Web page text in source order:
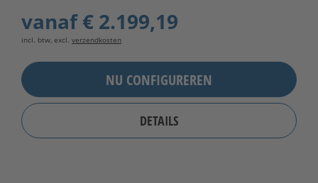
vanaf€ 2.199,19
incl. btw, excl. verzendkosten
NU CONFIGUREREN
DETAILS